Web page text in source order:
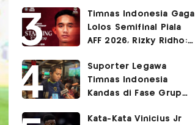
FIFA ASEAN Cup
Timnas Indonesia Gagal
Lolos Semifinal Piala
AFF 2026, Rizky Ridho:
Suporter Legawa
Timnas Indonesia
Kandas di Fase Grup
FIFA ASEAN Cup!
Kata-Kata Vinicius Jr